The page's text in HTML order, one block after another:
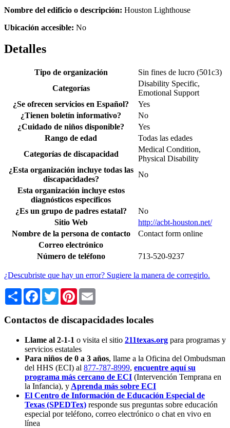
Nombre del edificio o descripción: Houston Lighthouse
Ubicación accesible: No
Detalles
Tipo de organización
Sin fines de lucro (501c3)
Categorías
Disability Specific,
Emotional Support
¿Se ofrecen servicios en Español?
Yes
¿Tienen boletín informativo?
No
¿Cuidado de niños disponible?
Yes
Rango de edad
Todas las edades
Categorías de discapacidad
Medical Condition,
Physical Disability
¿Esta organización incluye todas las
discapacidades?
No
Esta organización incluye estos
diagnósticos específicos
¿Es un grupo de padres estatal?
No
Sitio Web
http://acbt-houston.net/
Nombre de la persona de contacto
Contact form online
Correo electrónico
Número de teléfono
713-520-9237
¿Descubriste que hay un error? Sugiere la manera de corregirlo.
Share Facebook
TwitterPinterest
Contactos de discapacidades locales
Llame al 2-1-1 o visita el sitio 211texas.org para programas y
servicios estatales
Para niños de 0 a 3 años, llame a la Oficina del Ombudsman
del HHS (ECI) al 877-787-8999, encuentre aquí su
programa más cercano de ECI (Intervención Temprana en
la Infancia), y Aprenda más sobre ECI
El Centro de Información de Educación Especial de
Texas (SPEDTex) responde sus preguntas sobre educación
especial por teléfono, correo electrónico o chat en vivo en
línea